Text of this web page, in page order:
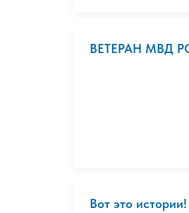
ВЕТЕРАН МВД
Вот это